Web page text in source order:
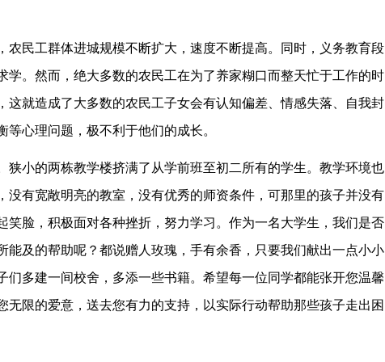
农民工群体进城规模不断扩大，速度不断提高。同时，义务教育段
学。然而，绝大多数的农民工在为了养家糊口而整天忙于工作的时
这就造成了大多数的农民工子女会有认知偏差、情感失落、自我封
心理问题，极不利于他们的成长。
狭小的两栋教学楼挤满了从学前班至初二所有的学生。教学环境也
没有宽敞明亮的教室，没有优秀的师资条件，可那里的孩子并没有
笑脸，积极面对各种挫折，努力学习。作为一名大学生，我们是否
能及的帮助呢？都说赠人玫瑰，手有余香，只要我们献出一点小小
们多建一间校舍，多添一些书籍。希望每一位同学都能张开您温馨
无限的爱意，送去您有力的支持，以实际行动帮助那些孩子走出困